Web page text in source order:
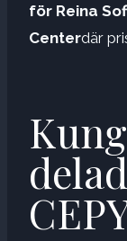
för Reina
Centerdär